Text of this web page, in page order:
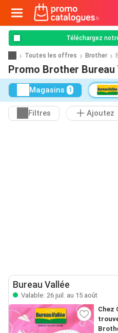
Téléchargez
Toutes les offres Brother
Promo Brother Bureau
Magasins 1
Filtres Ajoutez
Bureau Vallée
Valable: 26 juil. au 15 août
Chez